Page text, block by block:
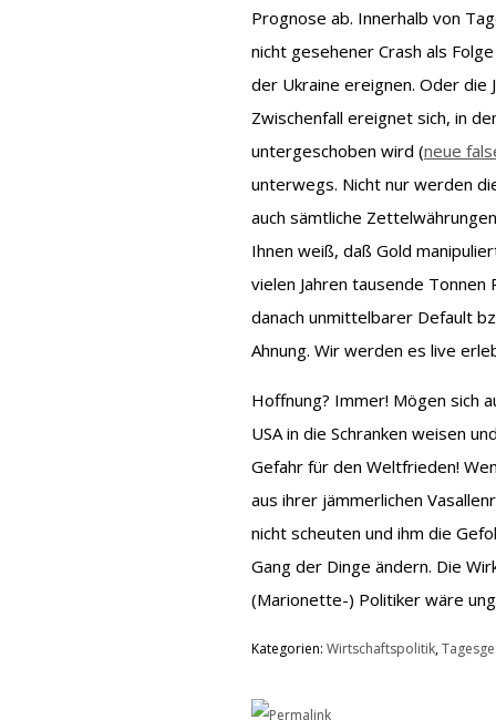
Prognose ab. Innerhalb von
nicht gesehener Crash als
der Ukraine ereignen. Oder die
Zwischenfall ereignet sich, in
untergeschoben wird (neue
unterwegs. Nicht nur werden
auch sämtliche
Ihnen weiß, daß Gold
vielen Jahren tausende
danach unmittelbarer Default
Ahnung. Wir werden es live
Hoffnung? Immer! Mögen sich
USA in die Schranken weisen
Gefahr für den Weltfrieden!
aus ihrer jämmerlichen
nicht scheuten und ihm die
Gang der Dinge ändern. Die
(Marionette-) Politiker wäre
Kategorien:Wirtschaftspolitik,